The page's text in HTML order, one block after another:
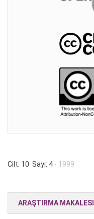
Cilt: 10 Sayı: 4 - 1999
ARAŞTIRMA MAKALESI